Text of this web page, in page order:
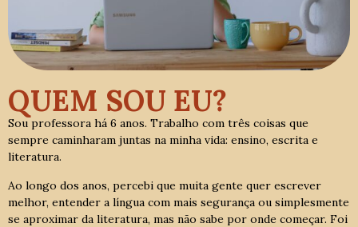
QUEM SOU EU?
Sou professora há 6 anos. Trabalho com três coisas que
sempre caminharam juntas na minha vida: ensino, escrita e
literatura.
Ao longo dos anos, percebi que muita gente quer escrever
melhor, entender a língua com mais segurança ou simplesmente
se aproximar da literatura, mas não sabe por onde começar. Foi